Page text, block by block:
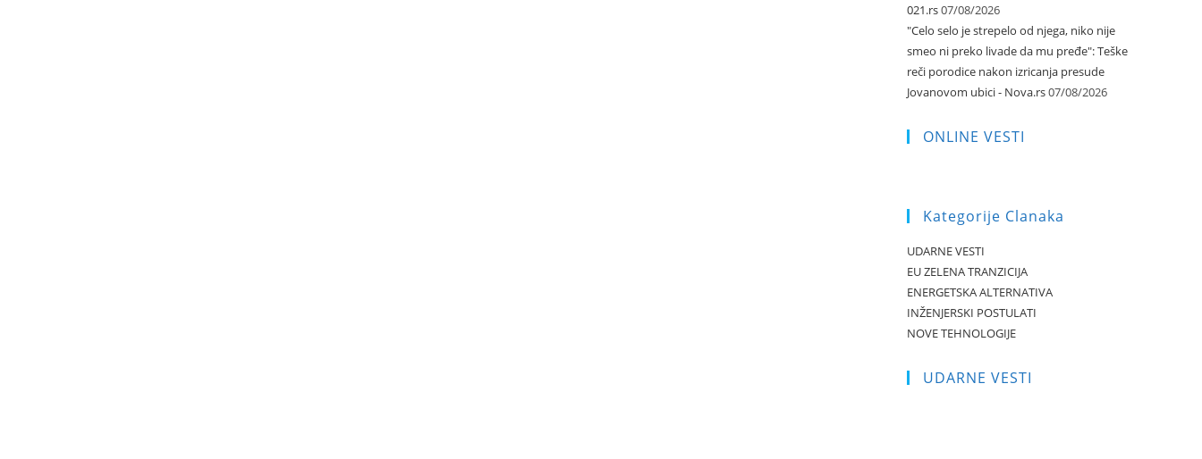
021.rs07/08/2026
"Celo selo je strepelo od njega, niko nije
smeo ni preko livade da mu pređe": Teške
reči porodice nakon izricanja presude
Jovanovom ubici - Nova.rs07/08/2026
ONLINE VESTI
Kategorije Clanaka
UDARNE VESTI
EU ZELENA TRANZICIJA
ENERGETSKA ALTERNATIVA
INŽENJERSKI POSTULATI
NOVE TEHNOLOGIJE
UDARNE VESTI